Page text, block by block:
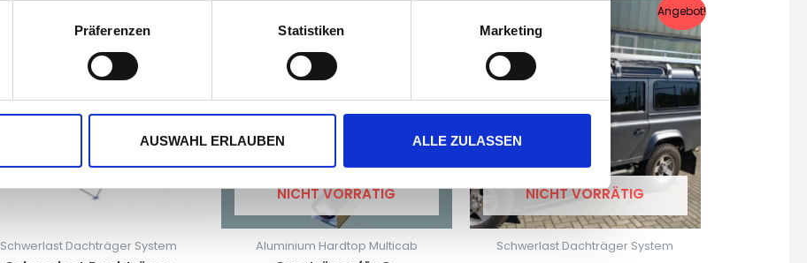
Präferenzen Statistiken Marketing
AUSWAHL ERLAUBEN ALLE ZULASSEN
Schwerlast Dachträger System
NICHT VORRÄTIG
Aluminium Hardtop Multicab
Angebot!
NICHT VORRÄTIG
Schwerlast Dachträger System